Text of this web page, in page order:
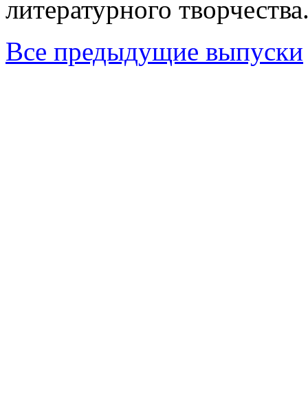
литературного
Все предыдущие выпуски